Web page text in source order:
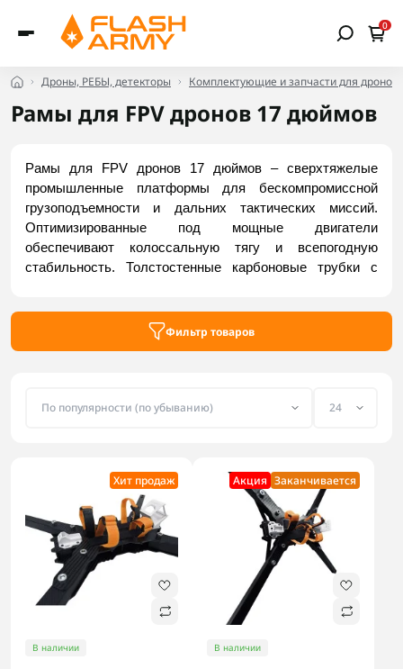
0
Дроны, РЕБЫ, детекторы Комплектующие и запчасти для дронов
Рамы для FPV дронов 17 дюймов
Рамы для FPV дронов 17 дюймов – сверхтяжелые
промышленные платформы для бескомпромиссной
грузоподъемности и дальних тактических миссий.
Оптимизированные под мощные двигатели
обеспечивают колоссальную тягу и всепогодную
стабильность. Толстостенные карбоновые трубки с
фюзеляж содержит многокомпонентные
Фильтр товаров
Хит продаж
В наличии
Акция Заканчивается
В наличии